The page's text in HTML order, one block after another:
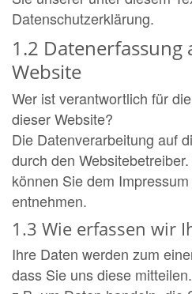
Datenschutzerklärung.
1.2 Datenerfassung
Website
Wer ist verantwortlich für
dieser Website?
Die Datenverarbeitung auf
durch den
können Sie dem
entnehmen.
1.3 Wie erfassen wir
Ihre Daten werden zum
dass Sie uns diese